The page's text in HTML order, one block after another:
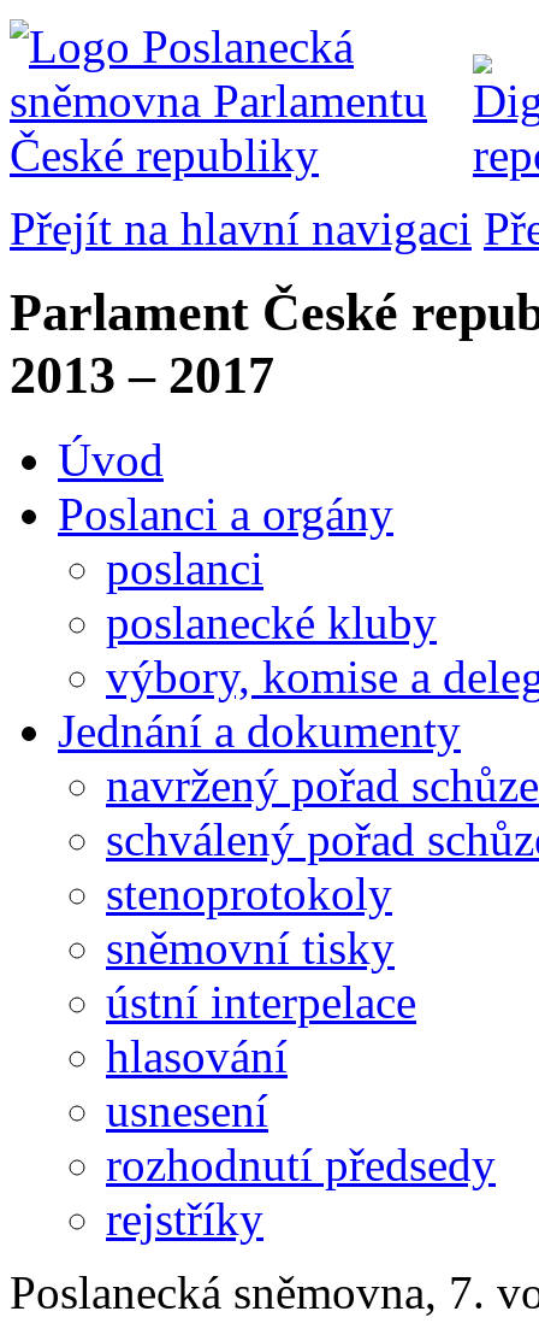
Přejít na hlavní navigaci
Parlament České
2013 – 2017
Úvod
Poslanci a orgány
poslanci
poslanecké kluby
výbory, komise a
Jednání a dokumenty
navržený pořad schůze
schválený pořad
stenoprotokoly
sněmovní tisky
ústní interpelace
hlasování
usnesení
rozhodnutí předsedy
rejstříky
Poslanecká sněmovna, 7.